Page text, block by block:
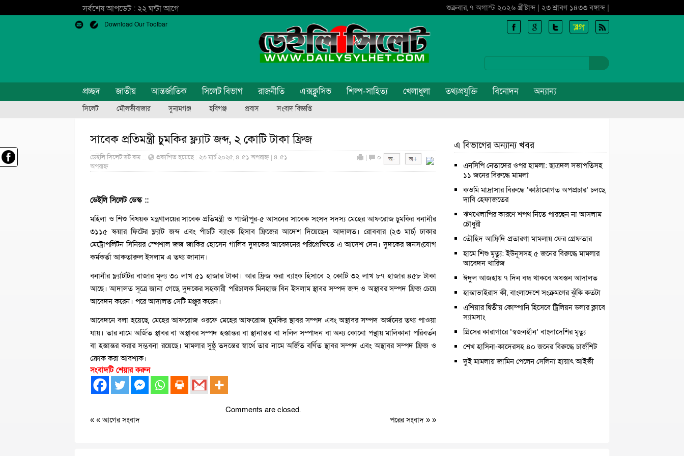
সর্বশেষ আপডেট : ২২ ঘন্টা আগে শুক্রবার, ৭ অগাস্ট ২০২৬ খ্রীষ্টাব্দ | ২৩ শ্রাবণ ১৪৩৩ বঙ্গাব্দ |
Download Our Toolbar
প্রচ্ছদ জাতীয় আন্তর্জাতিক সিলেট বিভাগ রাজনীতি এক্সক্লুসিভ শিল্প-সাহিত্য খেলাধুলা তথ্যপ্রযুক্তি বিনোদন অন্যান্য
সিলেট মৌলভীবাজার সুনামগঞ্জ হবিগঞ্জ প্রবাস সংবাদ বিজ্ঞপ্তি
সাবেক প্রতিমন্ত্রী চুমকির ফ্ল্যাট জব্দ, ২ কোটি টাকা ফ্রিজ
ডেইলি সিলেট ডট কম ::
প্রকাশিত হয়েছে : ২৩ মার্চ ২০২৫, ৪:৫১ অপরাহ্ন | ৪:৫১
অপরাহ্ন
| ০
ডেইলি সিলেট ডেস্ক ::
মহিলা ও শিশু বিষয়ক মন্ত্রণালয়ের সাবেক প্রতিমন্ত্রী ও গাজীপুর-৫ আসনের সাবেক সংসদ সদস্য মেহের আফরোজ চুমকির বনানীর
৩১১৫ স্কয়ার ফিটের ফ্ল্যাট জব্দ এবং পাঁচটি ব্যাংক হিসাব ফ্রিজের আদেশ দিয়েছেন আদালত। রোববার (২৩ মার্চ) ঢাকার
মেট্রোপলিটন সিনিয়র স্পেশাল জজ জাকির হোসেন গালিব দুদকের আবেদনের পরিপ্রেক্ষিতে এ আদেশ দেন। দুদকের জনসংযোগ
কর্মকর্তা আকতারুল ইসলাম এ তথ্য জানান।
বনানীর ফ্ল্যাটটির বাজার মূল্য ৩০ লাখ ৫১ হাজার টাকা। আর ফ্রিজ করা ব্যাংক হিসাবে ২ কোটি ৩২ লাখ ৮৭ হাজার ৪৫৮ টাকা
আছে। আদালত সূত্রে জানা গেছে, দুদকের সহকারী পরিচালক মিনহাজ বিন ইসলাম স্থাবর সম্পদ জব্দ ও অস্থাবর সম্পদ ফ্রিজ চেয়ে
আবেদন করেন। পরে আদালত সেটি মঞ্জুর করেন।
আবেদনে বলা হয়েছে, মেহের আফরোজ ওরফে মেহের আফরোজ চুমকির স্থাবর সম্পদ এবং অস্থাবর সম্পদ অর্জনের তথ্য পাওয়া
যায়। তার নামে অর্জিত স্থাবর বা অস্থাবর সম্পদ হস্তান্তর বা স্থানান্তর বা দলিল সম্পাদন বা অন্য কোনো পন্থায় মালিকানা পরিবর্তন
বা হস্তান্তর করার সম্ভবনা রয়েছে। মামলার সুষ্ঠু তদন্তের স্বার্থে তার নামে অর্জিত বর্ণিত স্থাবর সম্পদ এবং অস্থাবর সম্পদ ফ্রিজ ও
ক্রোক করা আবশ্যক।
সংবাদটি শেয়ার করুন
Comments are closed.
« «আগের সংবাদ পরের সংবাদ » »
এ বিভাগের অন্যান্য খবর
এনসিপি নেতাদের ওপর হামলা: ছাত্রদল সভাপতিসহ
১১ জনের বিরুদ্ধে মামলা
কওমি মাদ্রাসার বিরুদ্ধে ‘কাঠামোগত অপপ্রচার’ চলছে,
দাবি হেফাজতের
ঋণখেলাপির কারণে শপথ নিতে পারছেন না আসলাম
চৌধুরী
তৌহিদ আফ্রিদি প্রতারণা মামলায় ফের গ্রেফতার
হামে শিশু মৃত্যু: ইউনূসসহ ৫ জনের বিরুদ্ধে মামলার
আবেদন খারিজ
ঈদুল আজহায় ৭ দিন বন্ধ থাকবে অধস্তন আদালত
হান্তাভাইরাস কী, বাংলাদেশে সংক্রমণের ঝুঁকি কতটা
এশিয়ার দ্বিতীয় কোম্পানি হিসেবে ট্রিলিয়ন ডলার ক্লাবে
স্যামসাং
গ্রিসের কারাগারে ‘স্বজনহীন’ বাংলাদেশির মৃত্যু
শেখ হাসিনা-কাদেরসহ ৪০ জনের বিরুদ্ধে চার্জশিট
দুই মামলায় জামিন পেলেন সেলিনা হায়াৎ আইভী